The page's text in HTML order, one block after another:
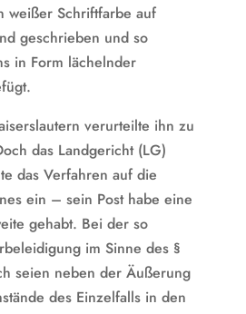
weißer Schriftfarbe auf
geschrieben und so
in Form lächelnder
verurteilte ihn zu
das Landgericht (LG)
das Verfahren auf die
ein – sein Post habe eine
gehabt. Bei der so
im Sinne des §
seien neben der Äußerung
des Einzelfalls in den